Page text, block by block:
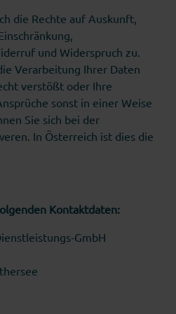
die Rechte auf Auskunft,
und Widerspruch zu.
Verarbeitung Ihrer Daten
verstößt oder Ihre
sonst in einer Weise
Sie sich bei der
In Österreich ist dies die
Kontaktdaten:
GmbH